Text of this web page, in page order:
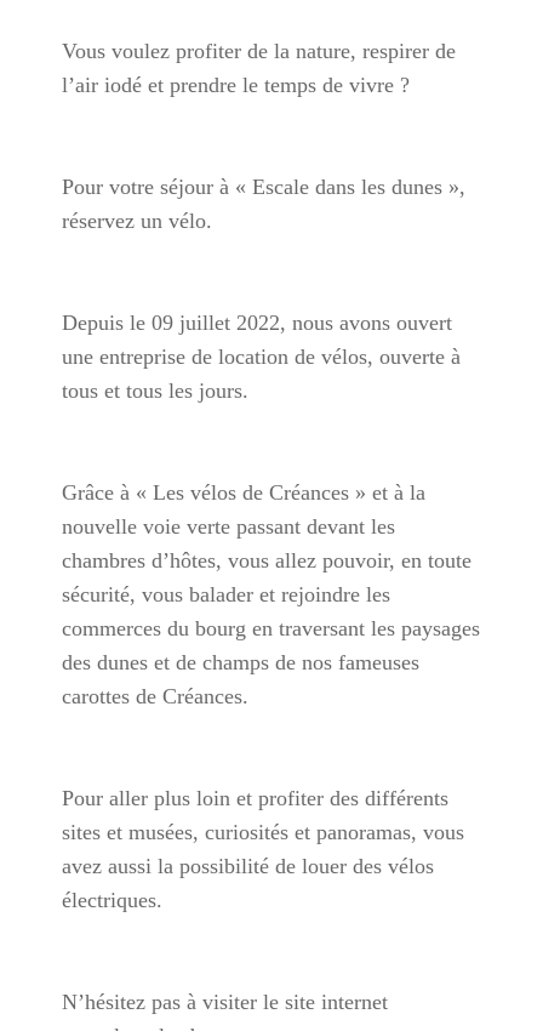
Vous voulez profiter de la nature, respirer de
l’air iodé et prendre le temps de vivre ?
Pour votre séjour à « Escale dans les dunes »,
réservez un vélo.
Depuis le 09 juillet 2022, nous avons ouvert
une entreprise de location de vélos, ouverte à
tous et tous les jours.
Grâce à « Les vélos de Créances » et à la
nouvelle voie verte passant devant les
chambres d’hôtes, vous allez pouvoir, en toute
sécurité, vous balader et rejoindre les
commerces du bourg en traversant les paysages
des dunes et de champs de nos fameuses
carottes de Créances.
Pour aller plus loin et profiter des différents
sites et musées, curiosités et panoramas, vous
avez aussi la possibilité de louer des vélos
électriques.
N’hésitez pas à visiter le site internet